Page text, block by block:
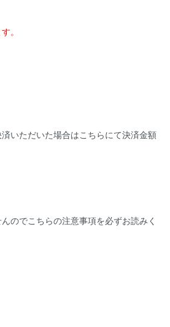
。
いただいた場合はこちらにて決済金額
のでこちらの注意事項を必ずお読みく